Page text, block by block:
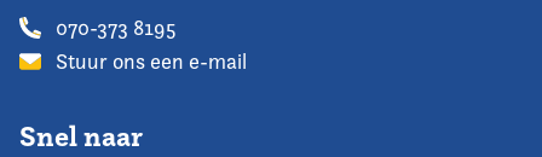
070-373 8195
Stuur ons een e-mail
Snel naar